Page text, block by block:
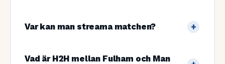
Var kan man streama matchen?
Vad är H2H mellan Fulham och Man